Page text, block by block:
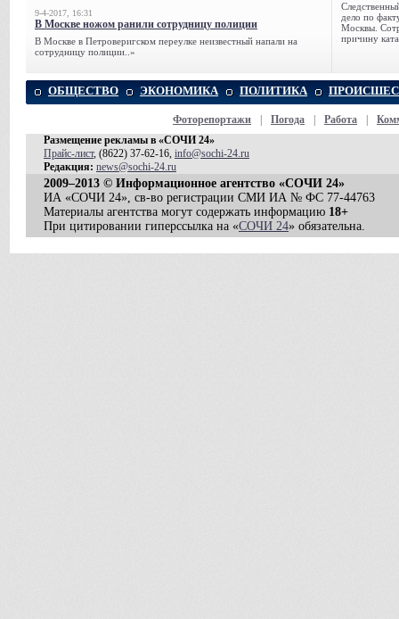
9-4-2017, 16:31
В Москве ножом ранили сотрудницу полиции
В Москве в Петроверигском переулке неизвестный напали на
сотрудницу полиции..»
дело по
Москвы.
причину
ОБЩЕСТВО ЭКОНОМИКА ПОЛИТИКА
Фоторепортажи Погода Работа
Размещение рекламы в «СОЧИ 24»
Прайс-лист, (8622) 37-62-16, info@sochi-24.ru
Редакция: news@sochi-24.ru
2009–2013 © Информационное агентство «СОЧИ 24»
ИА «СОЧИ 24», св-во регистрации СМИ ИА № ФС 77-44763
Материалы агентства могут содержать информацию 18+
При цитировании гиперссылка на «СОЧИ 24» обязательна.